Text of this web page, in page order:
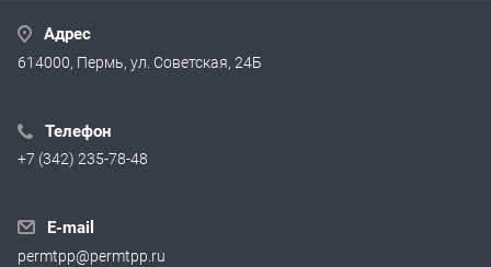
Адрес
614000, Пермь, ул. Советская, 24Б
Телефон
+7 (342) 235-78-48
E-mail
permtpp@permtpp.ru